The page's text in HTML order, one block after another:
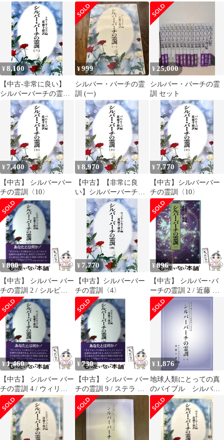
¥8,100
【中古-非常に良い】
シルバーバーチの霊訓
〈11〉
¥999
シルバー・バーチの霊
訓 (一)
¥ 25,000
シルバー・バーチの霊
訓 セット
¥ 7,400
【中古】 シルバーバー
チの霊訓〈10〉
¥8,970
【中古】【非常に良
い】シルバーバーチの
霊訓〈10〉
¥ 7,770
【中古】シルバーバー
チの霊訓〈10〉
¥800
【中古】 シルバー バー
チの霊訓 2 / シルビア
バーバネル、 近藤 千雄
/ 潮文社
¥ 7,770
【中古】シルバーバー
チの霊訓〈4〉
¥896
【中古】 シルバー･バ
ーチの霊訓 2 / 近藤 千
雄、シルビア･バーバネ
ル / 潮文社
¥ 1,460
【中古】 シルバー バー
チの霊訓 4 / ウィリア
ム ネイラー、 近藤 千
雄 / 潮文社
¥ 730
【中古】 シルバー バー
チの霊訓 9 / ステラ ス
トーム、 近藤 千雄 / 潮
文社
¥ 1,876
地球人類にとっての真
のバイブル シルバー
バーチの霊訓（一）